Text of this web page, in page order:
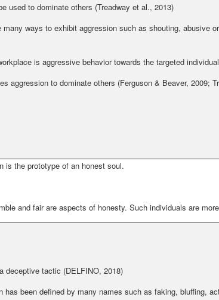
used to dominate others (Treadway et al., 2013)
many ways to exhibit aggression such as shouting, abusive
is aggressive behavior towards the targeted
aggression to dominate others (Ferguson & Beaver, 2009;
is the prototype of an honest soul.
and fair are aspects of honesty. Such individuals are
deceptive tactic (DELFINO, 2018)
has been defined by many names such as faking, bluffing,